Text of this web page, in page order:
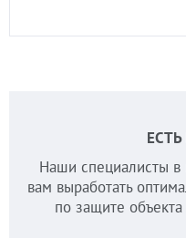
Наши специалисты в
вам выработать
по защите